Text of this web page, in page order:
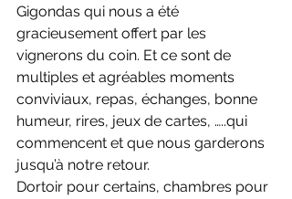
Gigondas qui nous a été
gracieusement offert par les
vignerons du coin. Et ce sont de
multiples et agréables moments
conviviaux, repas, échanges, bonne
humeur, rires, jeux de cartes, …..qui
commencent et que nous garderons
jusqu’à notre retour.
Dortoir pour certains, chambres pour